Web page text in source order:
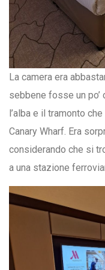
La camera era
sebbene fosse un po’
l’alba e il tramonto
Canary Wharf. Era
considerando che si
a una stazione